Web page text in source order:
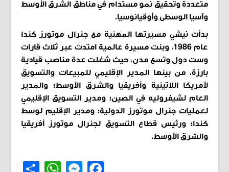
متعددة وتحقيق نمو مستدام في مناطق الشرق الأوسط
وآسيا الوسطى وأوقيانوسيا.
بدأت نيشي مسيرتها المهنية مع جنرال موتورز كندا
عام 1986، وبنت مسيرة عالمية امتدت عبر ثلاث قارات
وست دول وتسع مدن، حيث شغلت عدة مناصب قيادية
بارزة، من بينها المدير الإقليمي للمبيعات والتسويق
لأمريكا اللاتينية وأفريقيا والشرق الأوسط؛ والمدير
العام لشيفروليه في الصين؛ ومدير التسويق الإقليمي
لعمليات جنرال موتورز الدولية؛ ومدير الإقليم لوسط
كندا؛ ورئيس قطاع التسويق لجنرال موتورز أفريقيا
والشرق الأوسط.
Facebook
Messenger
WhatsApp